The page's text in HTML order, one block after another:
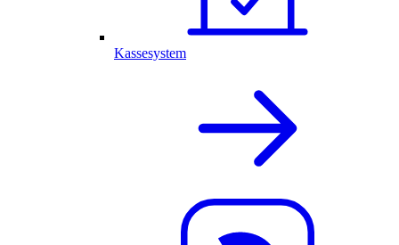
Kassesystem